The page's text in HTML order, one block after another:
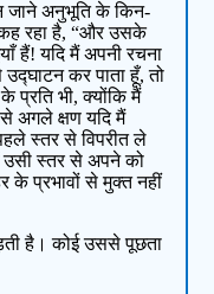
जाने अनुभूति के किन-
कह रहा है, “और उसके
हैं! यदि मैं अपनी रचना
कर पाता हूँ, तो
प्रति भी, क्योंकि मैं
अगले क्षण यदि मैं
स्तर से विपरीत ले
मैं उसी स्तर से अपने को
के प्रभावों से मुक्त नहीं
है। कोई उससे पूछता